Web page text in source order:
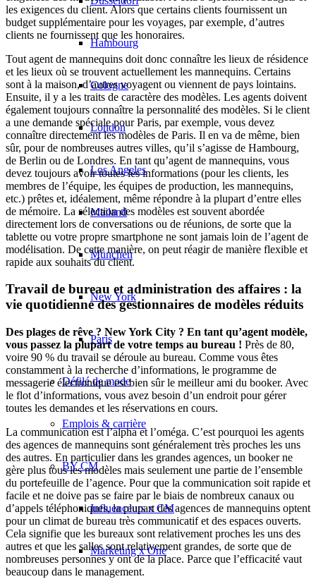
Hambourg
Cologne
London
Los Angeles
Mailand
München
New York
Paris
Défilé de mode
Emplois & carrière
BY CM
Influenceurs x CM
Marketing x One
les exigences du client. Alors que certains clients fournissent un
budget supplémentaire pour les voyages, par exemple, d’autres
clients ne fournissent que les honoraires.
Tout agent de mannequins doit donc connaître les lieux de résidence
et les lieux où se trouvent actuellement les mannequins. Certains
sont à la maison, d’autres voyagent ou viennent de pays lointains.
Ensuite, il y a les traits de caractère des modèles. Les agents doivent
également toujours connaître la personnalité des modèles. Si le client
a une demande spéciale pour Paris, par exemple, vous devez
connaître directement les modèles de Paris. Il en va de même, bien
sûr, pour de nombreuses autres villes, qu’il s’agisse de Hambourg,
de Berlin ou de Londres. En tant qu’agent de mannequins, vous
devez toujours avoir toutes les informations (pour les clients, les
membres de l’équipe, les équipes de production, les mannequins,
etc.) prêtes et, idéalement, même répondre à la plupart d’entre elles
de mémoire. La sélection des modèles est souvent abordée
directement lors de conversations ou de réunions, de sorte que la
tablette ou votre propre smartphone ne sont jamais loin de l’agent de
modélisation. De cette manière, on peut réagir de manière flexible et
rapide aux souhaits du client.
Travail de bureau et administration des affaires : la
vie quotidienne des gestionnaires de modèles réduits
Des plages de rêve ? New York City ? En tant qu’agent modèle,
vous passez la plupart de votre temps au bureau ! Près de 80,
voire 90 % du travail se déroule au bureau. Comme vous êtes
constamment à la recherche d’informations, le programme de
messagerie électronique est bien sûr le meilleur ami du booker. Avec
le flot d’informations, vous avez besoin d’un endroit pour gérer
toutes les demandes et les réservations en cours.
La communication est l’alpha et l’oméga. C’est pourquoi les agents
des agences de mannequins sont généralement très proches les uns
des autres. En particulier dans les grandes agences, un booker ne
gère plus tous les modèles mais seulement une partie de l’ensemble
du portefeuille de l’agence. Pour que la communication soit rapide et
facile et ne doive pas se faire par le biais de nombreux canaux ou
d’appels téléphoniques, la plupart des agences de mannequins optent
pour un climat de bureau très communicatif et des espaces ouverts.
Cela signifie que les bureaux sont relativement proches les uns des
autres et que les salles sont relativement grandes, de sorte que de
nombreuses personnes y ont de la place. Parce que l’efficacité vaut
beaucoup dans le management.